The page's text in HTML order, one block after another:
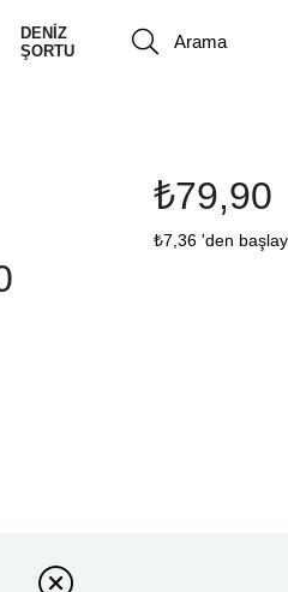
DENİZ
ŞORTU
₺79,90
₺7,36 'den